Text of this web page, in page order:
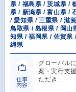
県 / 福島県 / 茨城県 /
県 / 新潟県 / 富山県 /
/ 愛知県 / 三重県 / 滋
鳥取県 / 島根県 / 岡山
知県 / 福岡県 / 佐賀県
縄県
仕事
内容
グローバル
案・実行支
ただき…